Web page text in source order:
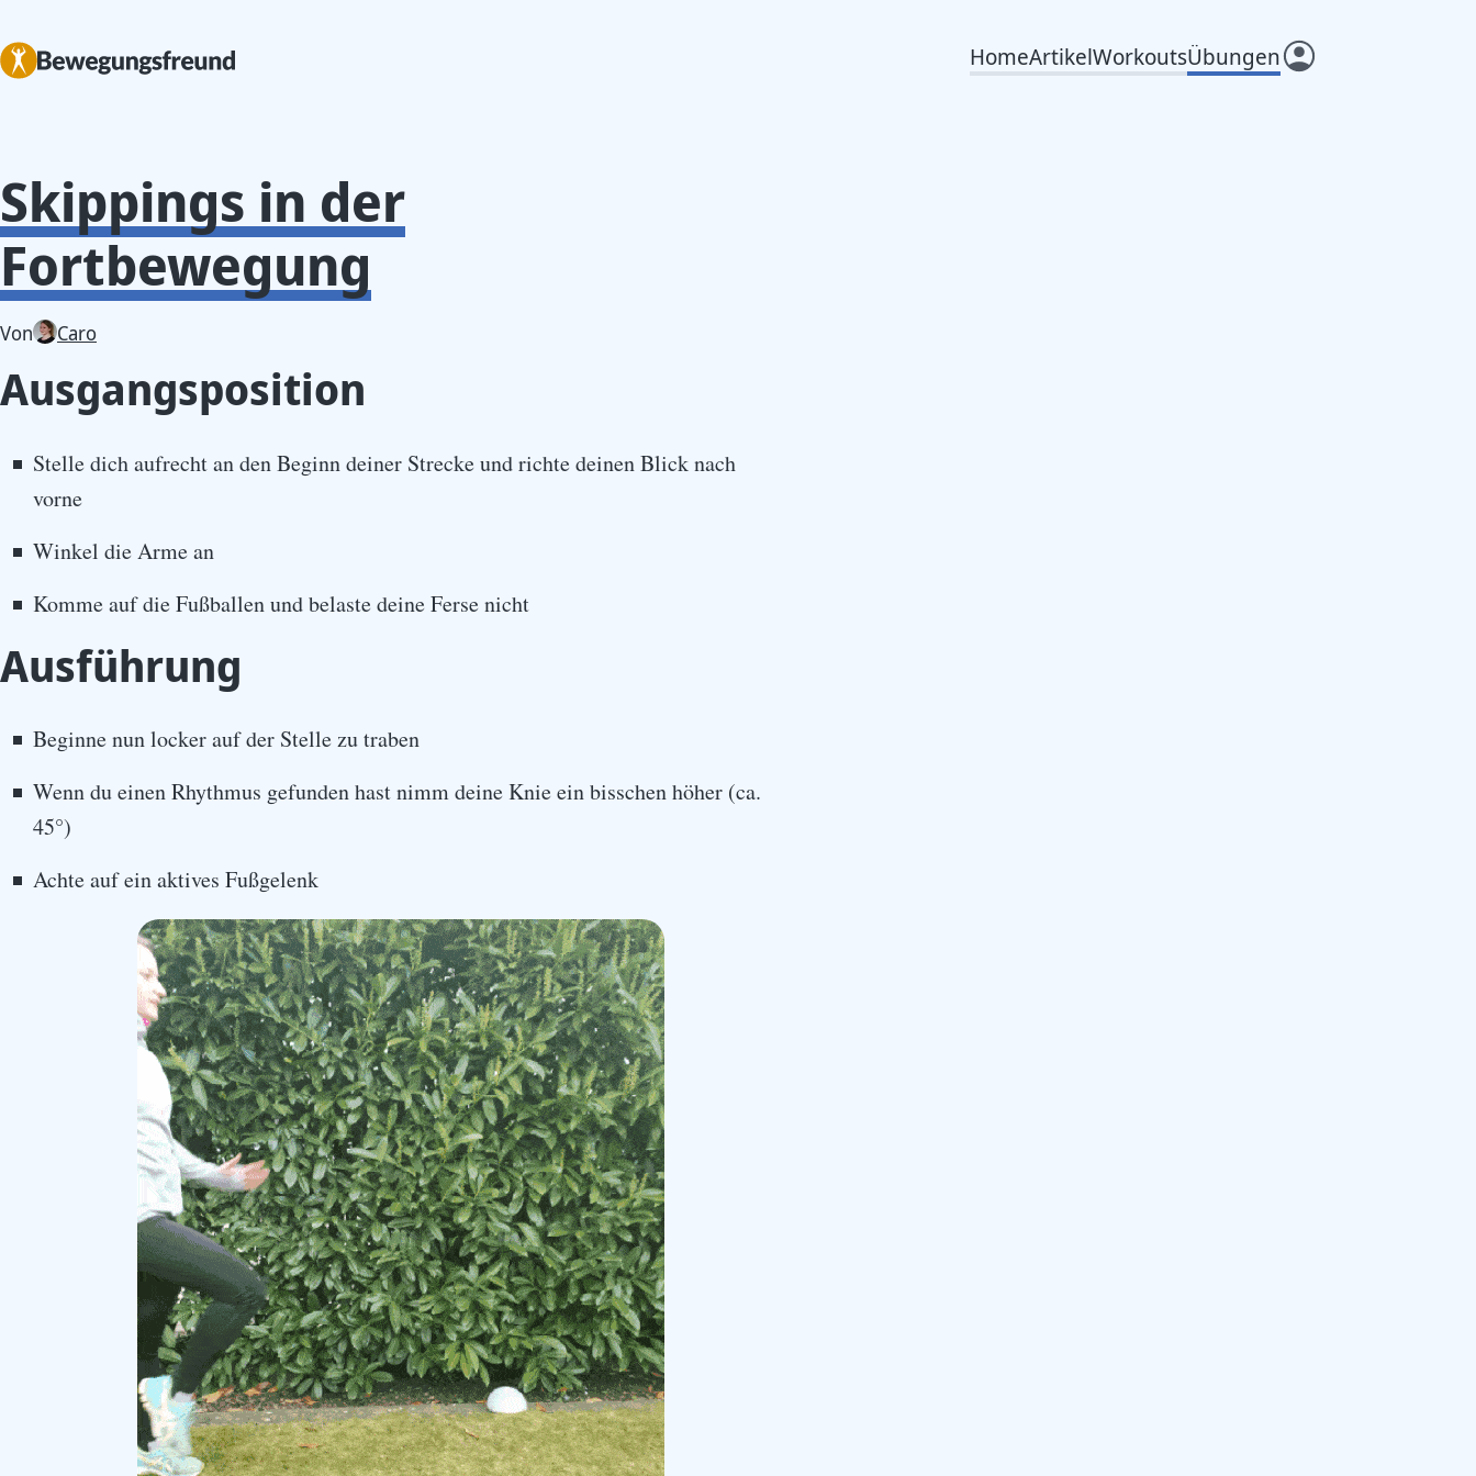
HomeArtikelWorkoutsÜbungen
Skippings in der
Fortbewegung
Von Caro
Ausgangsposition
Stelle dich aufrecht an den Beginn deiner Strecke und richte deinen Blick nach
vorne
Winkel die Arme an
Komme auf die Fußballen und belaste deine Ferse nicht
Ausführung
Beginne nun locker auf der Stelle zu traben
Wenn du einen Rhythmus gefunden hast nimm deine Knie ein bisschen höher (ca.
45°)
Achte auf ein aktives Fußgelenk